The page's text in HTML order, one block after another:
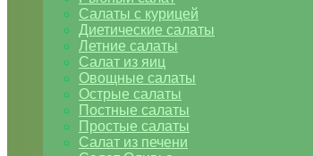
Салаты с курицей
Диетические салаты
Летние салаты
Салат из яиц
Овощные салаты
Острые салаты
Постные салаты
Простые салаты
Салат из печени